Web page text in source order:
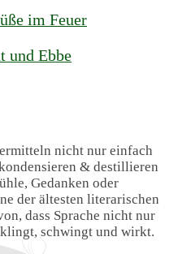
im Feuer
und Ebbe
nicht nur einfach
& destillieren
Gedanken oder
der ältesten literarischen
dass Sprache nicht nur
schwingt und wirkt.